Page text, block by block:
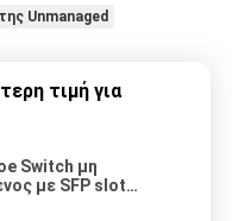
Unmanaged
τιμή για
Switch μη
με SFP slot